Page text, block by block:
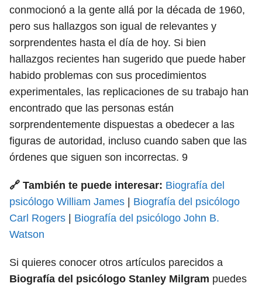
conmocionó a la gente allá por la década de 1960,
pero sus hallazgos son igual de relevantes y
sorprendentes hasta el día de hoy. Si bien
hallazgos recientes han sugerido que puede haber
habido problemas con sus procedimientos
experimentales, las replicaciones de su trabajo han
encontrado que las personas están
sorprendentemente dispuestas a obedecer a las
figuras de autoridad, incluso cuando saben que las
órdenes que siguen son incorrectas. 9
🔗 También te puede interesar: Biografía del
psicólogo William James
Biografía del psicólogo
Carl Rogers
Biografía del psicólogo John B.
Watson
Si quieres conocer otros artículos parecidos a
Biografía del psicólogo Stanley Milgram puedes